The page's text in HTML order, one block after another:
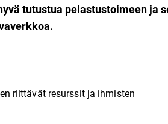
tutustua pelastustoimeen ja
riittävät resurssit ja ihmisten